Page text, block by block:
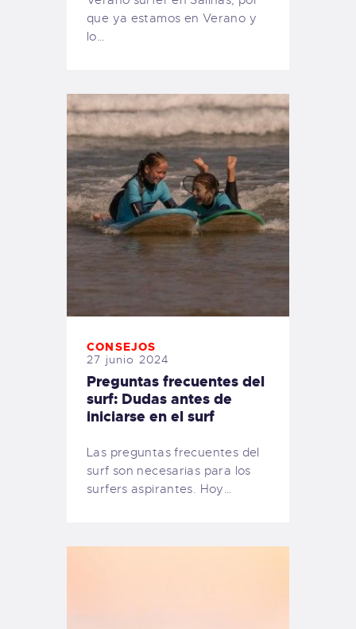
que ya estamos en Verano y
lo…
CONSEJOS
27 junio 2024
Preguntas frecuentes del
surf: Dudas antes de
iniciarse en el surf
Las preguntas frecuentes del
surf son necesarias para los
surfers aspirantes. Hoy…